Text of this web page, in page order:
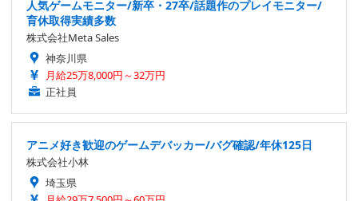
人気ゲームモニター/新卒・27卒/話題作のプレイモニター/
育休取得実績多数
株式会社Meta Sales
神奈川県
月給25万8,000円～32万円
正社員
アニメ好き歓迎のゲームデバッカー/バグ確認/年休125日
株式会社小林
埼玉県